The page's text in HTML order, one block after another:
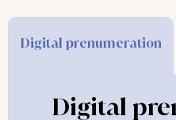
har stor betydelse men
besvara.
inte att arbetet är
Digital prenumeration
Digital